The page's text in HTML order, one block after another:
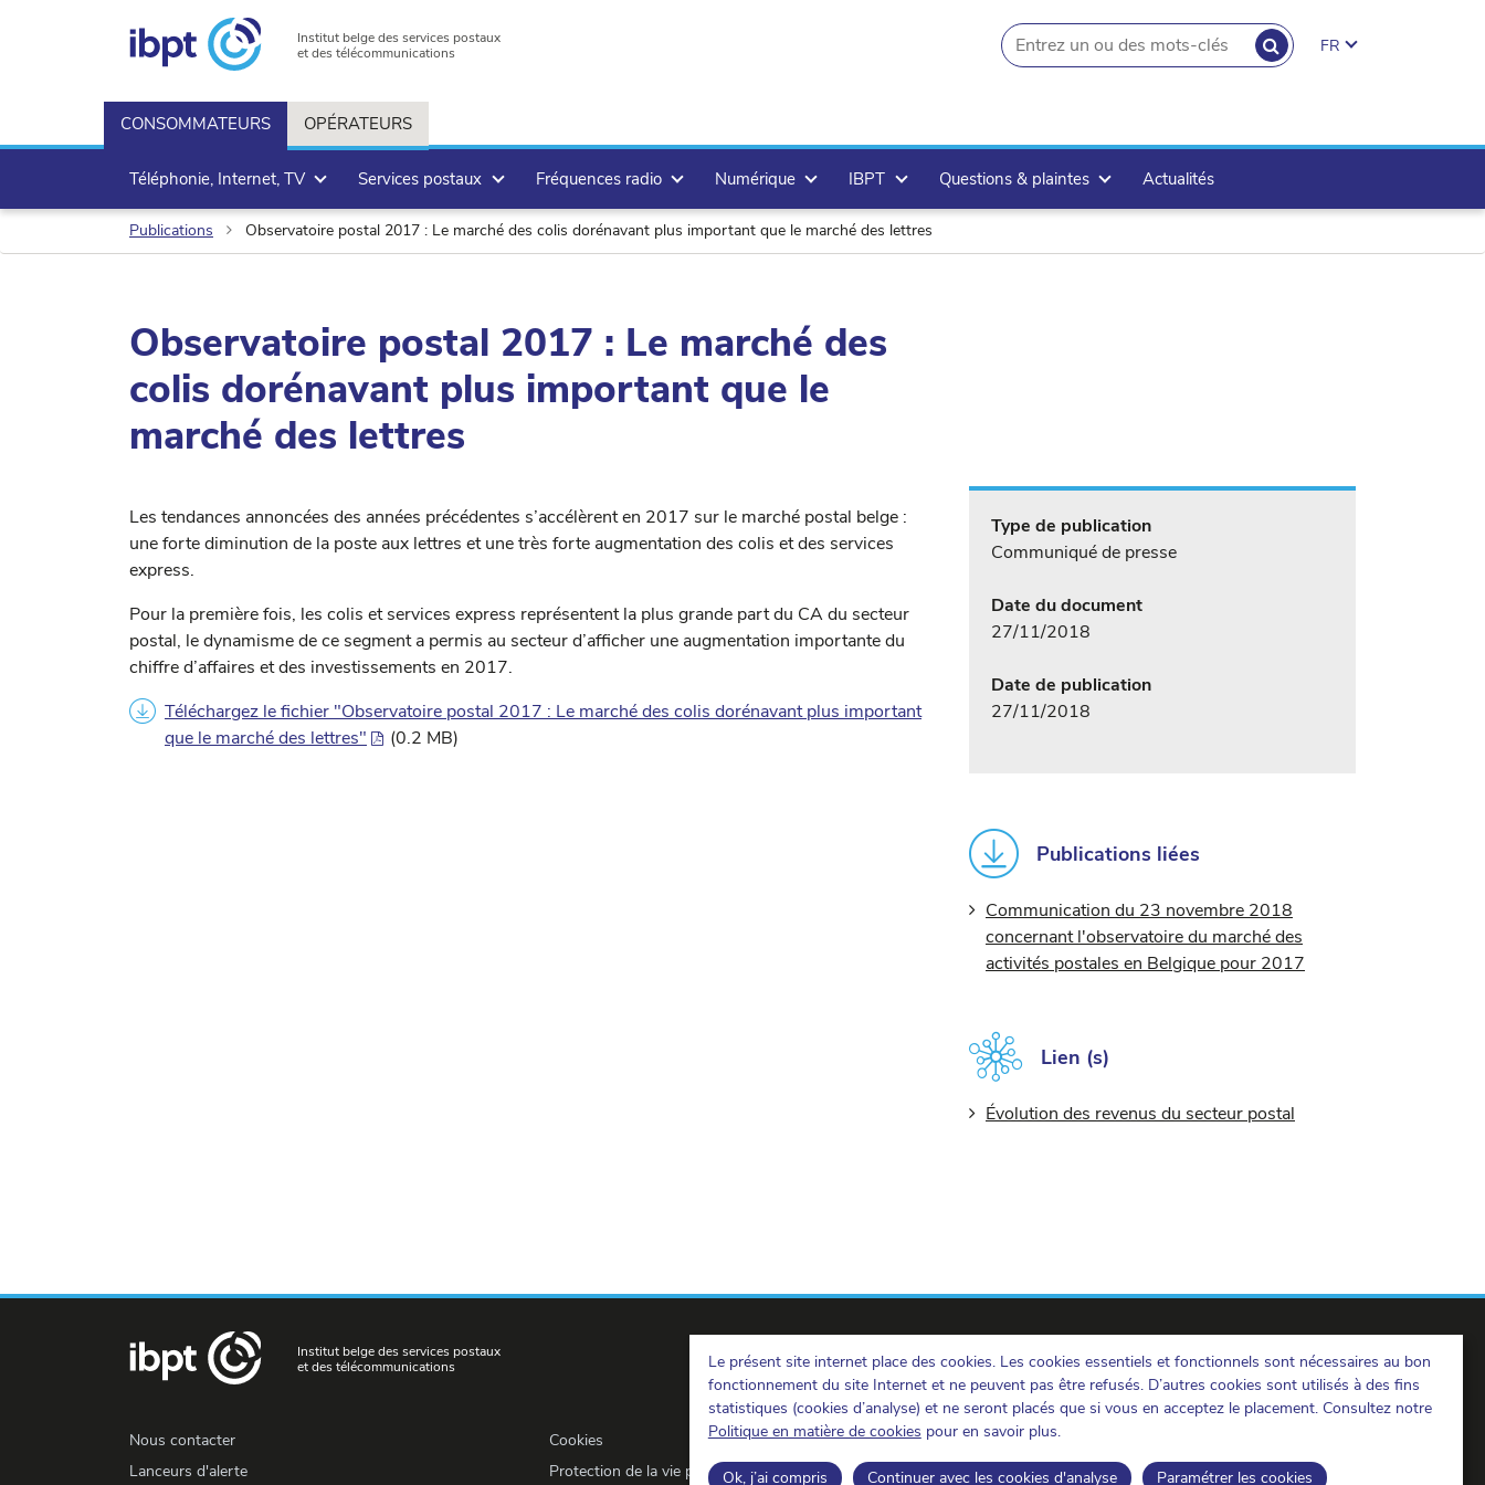
Le présent site internet place des cookies. Les cookies essentiels et fonctionnels sont nécessaires au bon
fonctionnement du site Internet et ne peuvent pas être refusés. D’autres cookies sont utilisés à des fins
statistiques (cookies d’analyse) et ne seront placés que si vous en acceptez le placement. Consultez notre
Politique en matière de cookies pour en savoir plus.
Ok, j’ai compris Continuer avec les cookies d'analyse Paramétrer les cookies
Institut belge des services postaux
et des télécommunications
RECHERCHER
search.button
FR
CONSOMMATEURS OPÉRATEURS
Téléphonie, Internet, TV Services postaux Fréquences radio Numérique IBPT Questions & plaintes Actualités
Publications Observatoire postal 2017 : Le marché des colis dorénavant plus important que le marché des lettres
Observatoire postal 2017 : Le marché des
colis dorénavant plus important que le
marché des lettres
Les tendances annoncées des années précédentes s’accélèrent en 2017 sur le marché postal belge :
une forte diminution de la poste aux lettres et une très forte augmentation des colis et des services
express.
Pour la première fois, les colis et services express représentent la plus grande part du CA du secteur
postal, le dynamisme de ce segment a permis au secteur d’afficher une augmentation importante du
chiffre d’affaires et des investissements en 2017.
Téléchargez le fichier "Observatoire postal 2017 : Le marché des colis dorénavant plus important
que le marché des lettres"
(0.2 MB)
Type de publication
Communiqué de presse
Date du document
27/11/2018
Date de publication
27/11/2018
Publications liées
Communication du 23 novembre 2018
concernant l'observatoire du marché des
activités postales en Belgique pour 2017
Lien (s)
Évolution des revenus du secteur postal
Institut belge des services postaux
et des télécommunications
Nous contacter
Lanceurs d'alerte
Cookies
Protection de la vie privée
IBPT sur LinkedIn